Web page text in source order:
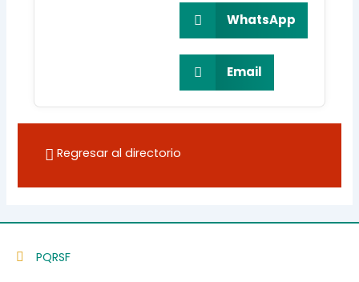
WhatsApp
Email
Regresar al directorio
PQRSF